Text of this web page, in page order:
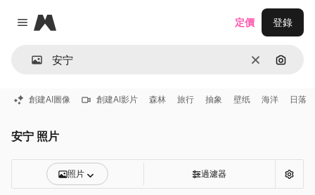
Close menu
Magnific
清除 通過圖
定價 登錄
創建AI圖像 創建AI影片 森林 旅行 抽象 壁纸 海洋 日落
安宁 照片
照片 過濾器